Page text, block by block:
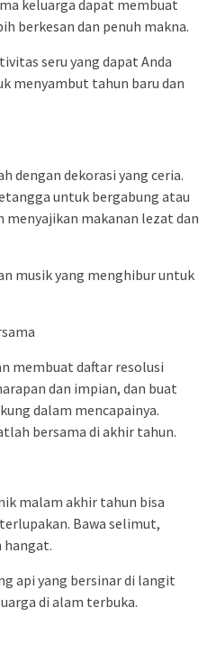
keluarga dapat membuat
berkesan dan penuh makna.
seru yang dapat Anda
menyambut tahun baru dan
dengan dekorasi yang ceria.
untuk bergabung atau
makanan lezat dan
musik yang menghibur untuk
membuat daftar resolusi
dan impian, dan buat
dalam mencapainya.
bersama di akhir tahun.
malam akhir tahun bisa
Bawa selimut,
hangat.
api yang bersinar di langit
di alam terbuka.